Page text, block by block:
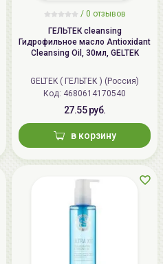
/ 0 отзывов
ГЕЛЬТЕК cleansing
Гидрофильное масло Antioxidant
Cleansing Oil, 30мл, GELTEK
GELTEK ( ГЕЛЬТЕК ) (Россия)
Код: 4680614170540
27.55 руб.
в корзину